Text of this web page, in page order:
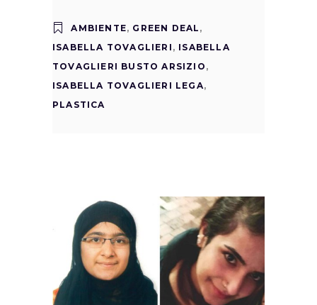
AMBIENTE, GREEN DEAL ,
ISABELLA TOVAGLIERI , ISABELLA
TOVAGLIERI BUSTO ARSIZIO ,
ISABELLA TOVAGLIERI LEGA,
PLASTICA